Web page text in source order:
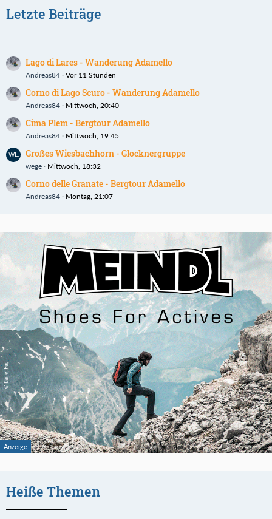
Letzte Beiträge
Lago di Lares - Wanderung Adamello
Andreas84 Vor 11 Stunden
Corno di Lago Scuro - Wanderung Adamello
Andreas84 Mittwoch, 20:40
Cima Plem - Bergtour Adamello
Andreas84 Mittwoch, 19:45
Großes Wiesbachhorn - Glocknergruppe
wege Mittwoch, 18:32
Corno delle Granate - Bergtour Adamello
Andreas84 Montag, 21:07
Heiße Themen